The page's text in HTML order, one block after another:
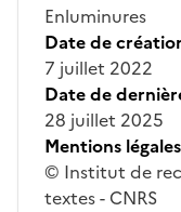
Enluminures
Date de
7 juillet 2022
Date de
28 juillet 2025
Mentions légales
© Institut de
textes - CNRS